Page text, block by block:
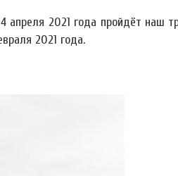
апреля 2021 года пройдёт наш
2021 года.